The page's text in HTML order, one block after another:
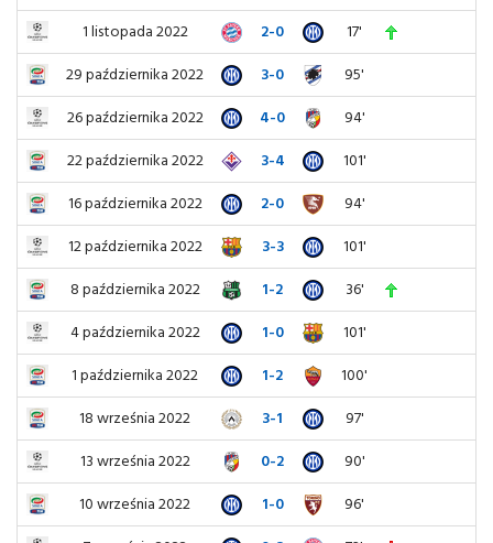
1 listopada 2022 2-0
17'
29 października 2022
3-0
95'
26 października 2022
4-0
94'
22 października 2022
3-4
101'
16 października 2022
2-0
94'
12 października 2022
3-3
101'
8 października 2022
1-2
36'
4 października 2022
1-0
101'
1 października 2022
1-2
100'
18 września 2022
3-1
97'
13 września 2022
0-2
90'
10 września 2022
1-0
96'